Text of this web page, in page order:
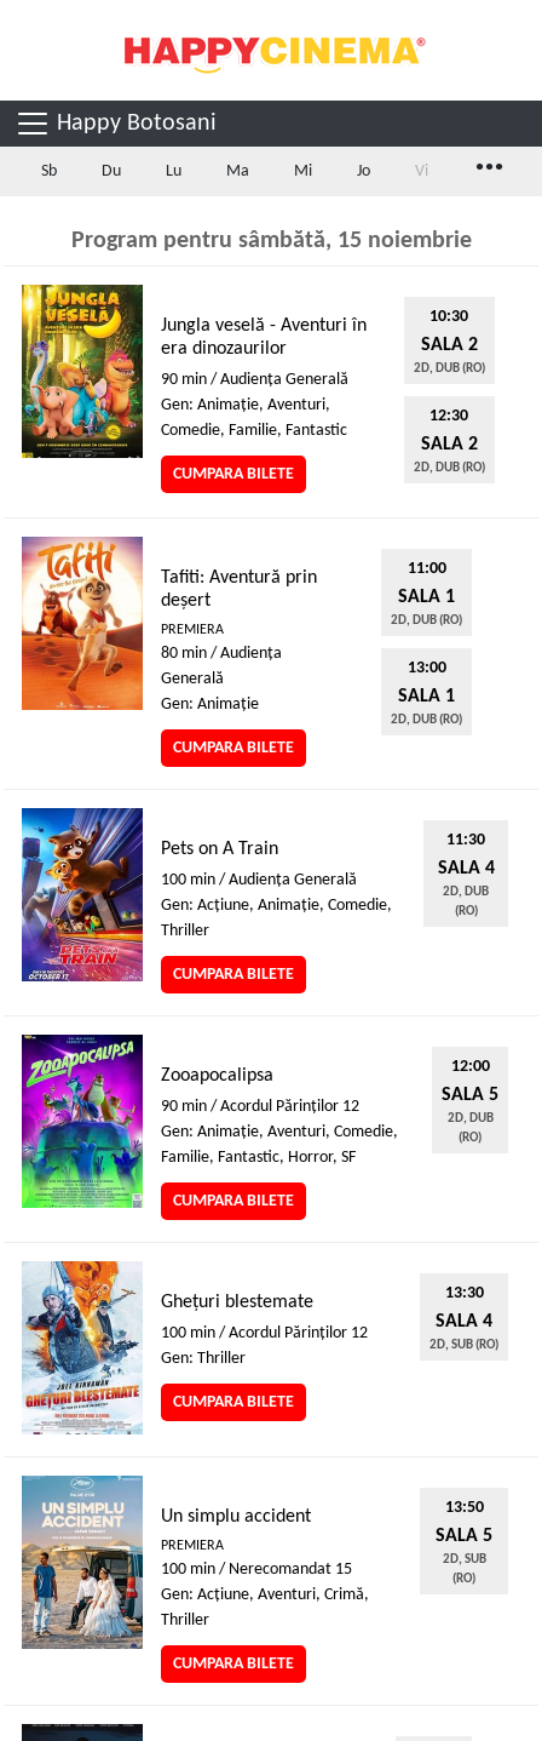
Happy Botosani
Sb Du Lu Ma Mi Jo Vi ...
Program pentru sâmbătă, 15 noiembrie
Jungla veselă - Aventuri în
era dinozaurilor
90 min / Audienţa Generală
Gen: Animaţie, Aventuri,
Comedie, Familie, Fantastic
CUMPARA BILETE
10:30
SALA 2
2D, DUB (RO)
12:30
SALA 2
2D, DUB (RO)
Tafiti: Aventură prin
deșert
PREMIERA
80 min / Audienţa
Generală
Gen: Animaţie
CUMPARA BILETE
11:00
SALA 1
2D, DUB (RO)
13:00
SALA 1
2D, DUB (RO)
Pets on A Train
100 min / Audienţa Generală
Gen: Acţiune, Animaţie, Comedie,
Thriller
CUMPARA BILETE
11:30
SALA 4
2D, DUB
(RO)
Zooapocalipsa
90 min / Acordul Părinţilor 12
Gen: Animaţie, Aventuri, Comedie,
Familie, Fantastic, Horror, SF
CUMPARA BILETE
12:00
SALA 5
2D, DUB
(RO)
Ghețuri blestemate
100 min / Acordul Părinţilor 12
Gen: Thriller
CUMPARA BILETE
13:30
SALA 4
2D, SUB (RO)
Un simplu accident
PREMIERA
100 min / Nerecomandat 15
Gen: Acţiune, Aventuri, Crimă,
Thriller
CUMPARA BILETE
13:50
SALA 5
2D, SUB
(RO)